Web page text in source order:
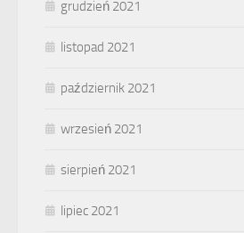
grudzień 2021
listopad 2021
październik 2021
wrzesień 2021
sierpień 2021
lipiec 2021